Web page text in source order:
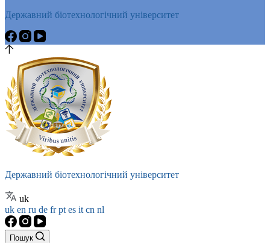
Державний біотехнологічний університет
Державний біотехнологічний університет
uk
uk en ru de frpt es it cn nl
Пошук